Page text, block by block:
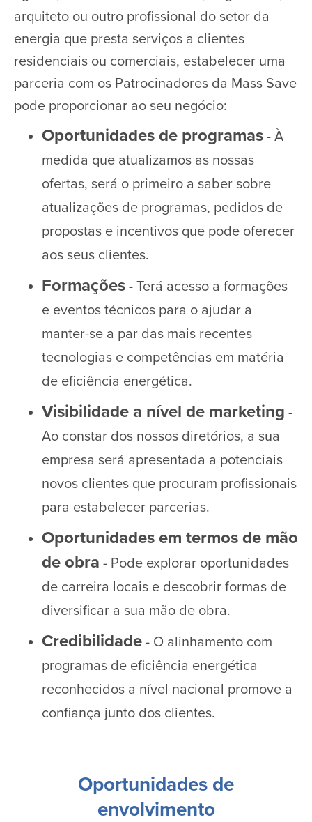
arquiteto ou outro profissional do setor da
energia que presta serviços a clientes
residenciais ou comerciais, estabelecer uma
parceria com os Patrocinadores da Mass Save
pode proporcionar ao seu negócio:
Oportunidades de programas - À
medida que atualizamos as nossas
ofertas, será o primeiro a saber sobre
atualizações de programas, pedidos de
propostas e incentivos que pode oferecer
aos seus clientes.
Formações - Terá acesso a formações
e eventos técnicos para o ajudar a
manter-se a par das mais recentes
tecnologias e competências em matéria
de eficiência energética.
Visibilidade a nível de marketing -
Ao constar dos nossos diretórios, a sua
empresa será apresentada a potenciais
novos clientes que procuram profissionais
para estabelecer parcerias.
Oportunidades em termos de mão
de obra - Pode explorar oportunidades
de carreira locais e descobrir formas de
diversificar a sua mão de obra.
Credibilidade - O alinhamento com
programas de eficiência energética
reconhecidos a nível nacional promove a
confiança junto dos clientes.
Oportunidades de
envolvimento